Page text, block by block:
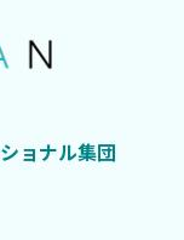
ョナル集団